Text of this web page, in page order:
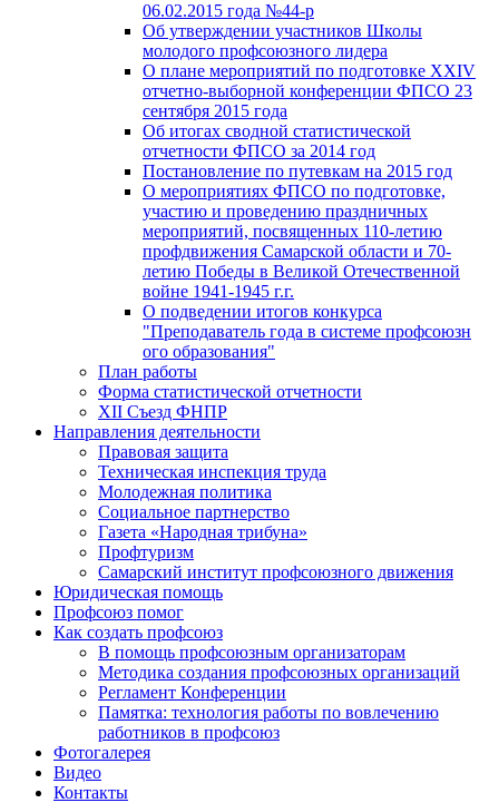
06.02.2015 года №44-р
Об утверждении участников Школы
молодого профсоюзного лидера
О плане мероприятий по подготовке XXIV
отчетно-выборной конференции ФПСО 23
сентября 2015 года
Об итогах сводной статистической
отчетности ФПСО за 2014 год
Постановление по путевкам на 2015 год
О мероприятиях ФПСО по подготовке,
участию и проведению праздничных
мероприятий, посвященных 110-летию
профдвижения Самарской области и 70-
летию Победы в Великой Отечественной
войне 1941-1945 г.г.
О подведении итогов конкурса
"Преподаватель года в системе профсоюзн
ого образования"
План работы
Форма статистической отчетности
XII Съезд ФНПР
Направления деятельности
Правовая защита
Техническая инспекция труда
Молодежная политика
Социальное партнерство
Газета «Народная трибуна»
Профтуризм
Самарский институт профсоюзного движения
Юридическая помощь
Профсоюз помог
Как создать профсоюз
В помощь профсоюзным организаторам
Методика создания профсоюзных организаций
Регламент Конференции
Памятка: технология работы по вовлечению
работников в профсоюз
Фотогалерея
Видео
Контакты